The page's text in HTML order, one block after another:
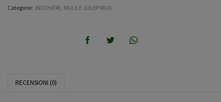
Categorie: BICCHIERI MULE E JULEP MUG
RECENSIONI (0)